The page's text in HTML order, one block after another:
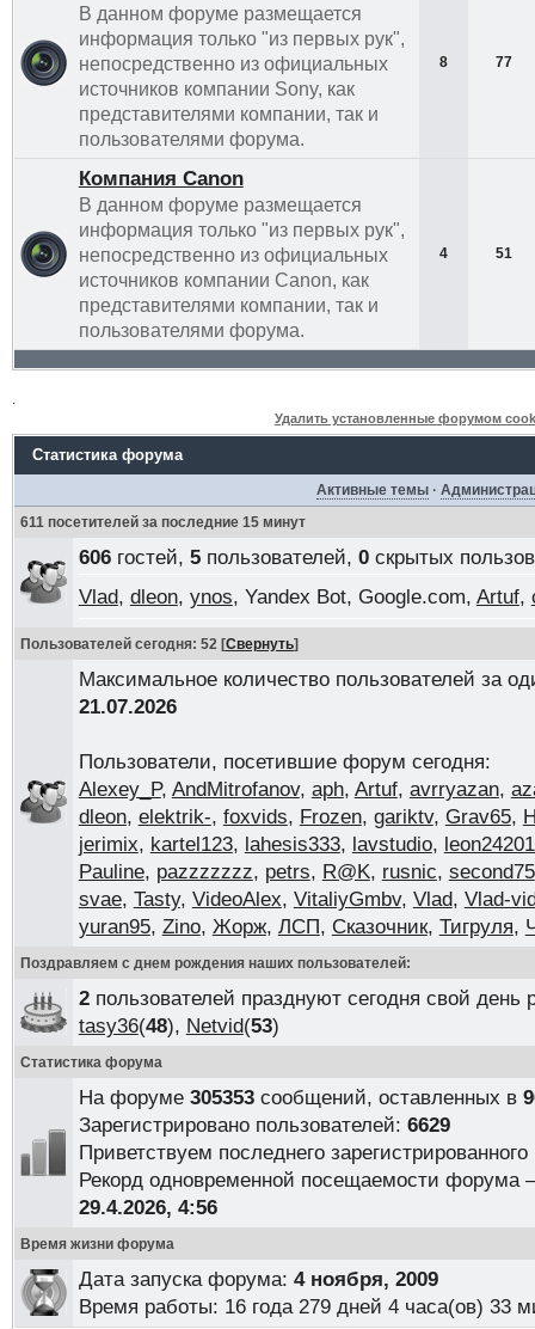
В данном форуме размещается
информация только "из первых рук",
непосредственно из официальных
источников компании Sony, как
представителями компании, так и
пользователями форума.
8 77
Компания Canon
В данном форуме размещается
информация только "из первых рук",
непосредственно из официальных
источников компании Canon, как
представителями компании, так и
пользователями форума.
4 51
Удалить установленные форумом
Статистика форума
Активные темы·
611 посетителей за последние 15 минут
606гостей, 5пользователей, 0скрытых
Vlad, dleon, ynos, Yandex Bot, Google.com, Artuf,
Пользователей сегодня: 52 [Свернуть]
Максимальное количество пользователей за
21.07.2026
Пользователи, посетившие форум сегодня:
Alexey_P, AndMitrofanov, aph, Artuf, avrryazan,
dleon, elektrik-, foxvids, Frozen, gariktv, Grav65,
jerimix, kartel123, lahesis333, lavstudio,
Pauline, pazzzzzzz, petrs, R@K, rusnic, second75
svae, Tasty, VideoAlex, VitaliyGmbv, Vlad, Vlad-
yuran95, Zino, Жорж, ЛСП, Сказочник, Тигруля,
Поздравляем с днем рождения наших пользователей:
2пользователей празднуют сегодня свой день
tasy36(48), Netvid(53)
Статистика форума
На форуме 305353сообщений, оставленных в
Зарегистрировано пользователей: 6629
Приветствуем последнего
Рекорд одновременной посещаемости
29.4.2026, 4:56
Время жизни форума
Дата запуска форума: 4 ноября, 2009
Время работы: 16 года 279 дней 4 часа(ов) 33